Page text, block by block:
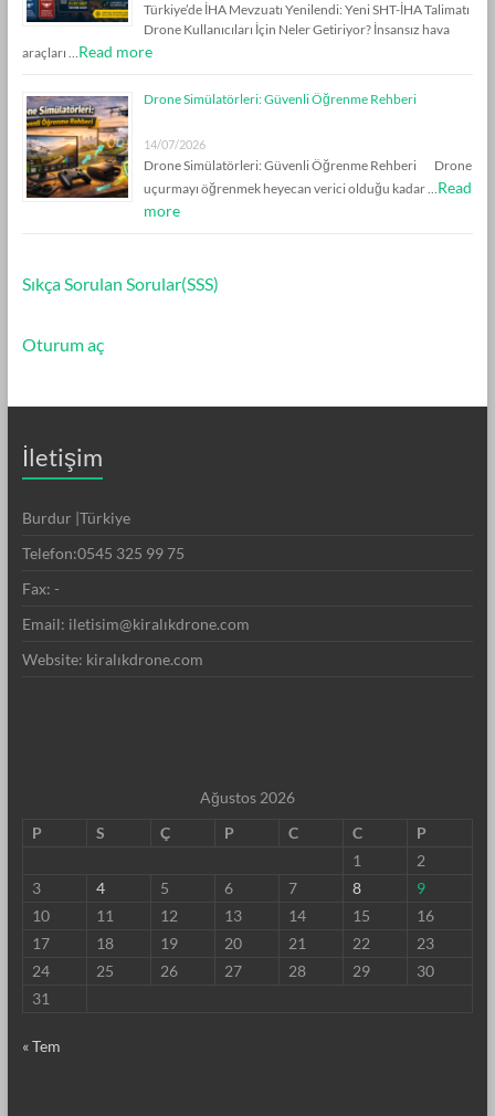
Türkiye’de İHA Mevzuatı Yenilendi: Yeni SHT-İHA Talimatı
Drone Kullanıcıları İçin Neler Getiriyor? İnsansız hava
araçları …Read more
Drone Simülatörleri: Güvenli Öğrenme Rehberi
14/07/2026
Drone Simülatörleri: Güvenli Öğrenme Rehberi Drone
uçurmayı öğrenmek heyecan verici olduğu kadar …Read
more
Sıkça Sorulan Sorular(SSS)
Oturum aç
İletişim
Burdur |Türkiye
Telefon:0545 325 99 75
Fax: -
Email: iletisim@kiralıkdrone.com
Website: kiralıkdrone.com
Ağustos 2026
P
S Ç P C C
P
1
2
3
4 5 6 7 8
9
10
11 12 13 14 15
16
17
18 19 20 21 22
23
24
25 26 27 28 29
30
31
« Tem